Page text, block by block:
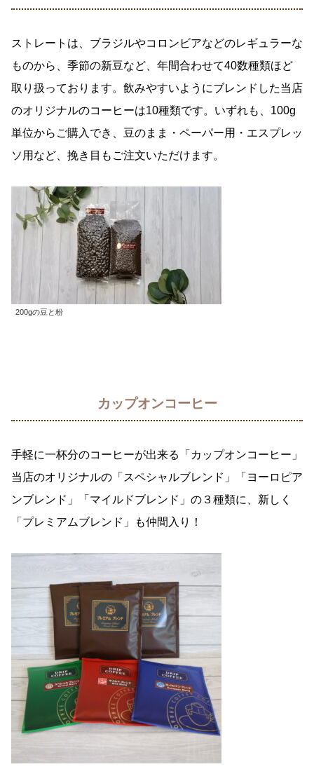
ストレートは、ブラジルやコロンビアなどのレギュラーな
ものから、季節の新豆など、年間合わせて40数種類ほど
取り扱っております。 飲みやすいようにブレンドした当店
のオリジナルのコーヒーは10種類です。いずれも、100g
単位からご購入でき、豆のまま・ペーパー用・エスプレッ
ソ用など、挽き目もご注文いただけます。
200gの豆と粉
カップオンコーヒー
手軽に一杯分のコーヒーが出来る「カップオンコーヒー」
当店のオリジナルの「スペシャルブレンド」「ヨーロピア
ンブレンド」「マイルドブレンド」の３種類に、新しく
「プレミアムブレンド」も仲間入り
！